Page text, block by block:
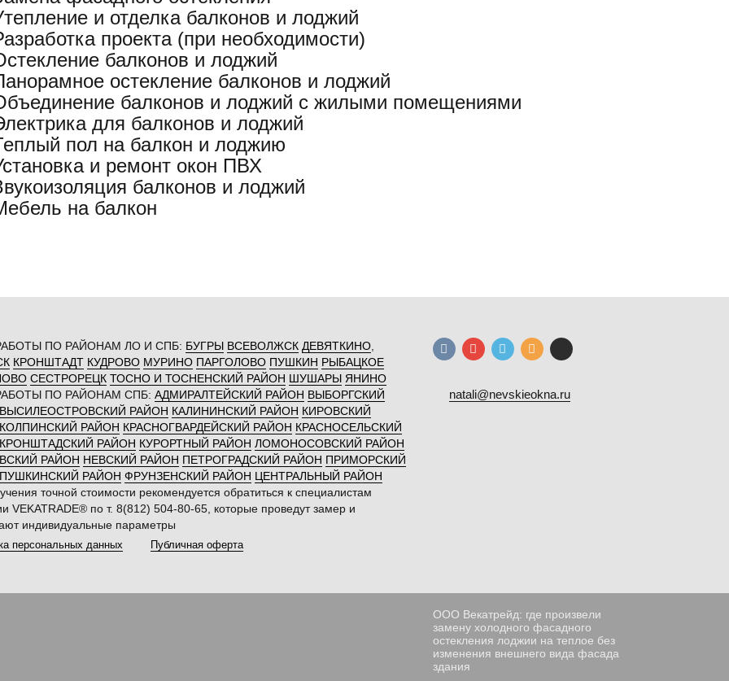
и отделка балконов и лоджий
проекта (при необходимости)
балконов и лоджий
остекление балконов и лоджий
балконов и лоджий с жилыми помещениями
для балконов и лоджий
пол на балкон и лоджию
и ремонт окон ПВХ
балконов и лоджий
на балкон
ПО РАЙОНАМ ЛО И СПБ: БУГРЫ ВСЕВОЛЖСК ДЕВЯТКИНО,
КРОНШТАДТ КУДРОВО МУРИНО ПАРГОЛОВО ПУШКИН РЫБАЦКОЕ
СЕСТРОРЕЦК ТОСНО И ТОСНЕНСКИЙ РАЙОН ШУШАРЫ ЯНИНО
ПО РАЙОНАМ СПБ: АДМИРАЛТЕЙСКИЙ РАЙОН ВЫБОРГСКИЙ
ВЫСИЛЕОСТРОВСКИЙ РАЙОН КАЛИНИНСКИЙ РАЙОН КИРОВСКИЙ
КОЛПИНСКИЙ РАЙОН КРАСНОГВАРДЕЙСКИЙ РАЙОН КРАСНОСЕЛЬСКИЙ
КРОНШТАДСКИЙ РАЙОН КУРОРТНЫЙ РАЙОН ЛОМОНОСОВСКИЙ РАЙОН
РАЙОН НЕВСКИЙ РАЙОН ПЕТРОГРАДСКИЙ РАЙОН ПРИМОРСКИЙ
ПУШКИНСКИЙ РАЙОН ФРУНЗЕНСКИЙ РАЙОН ЦЕНТРАЛЬНЫЙ РАЙОН
точной стоимости рекомендуется обратиться к специалистам
VEKATRADE® по т. 8(812) 504-80-65, которые проведут замер и
индивидуальные параметры
персональных данных Публичная оферта
natali@nevskieokna.ru
ООО Векатрейд: где произвели
замену холодного фасадного
остекления лоджии на теплое без
изменения внешнего вида фасада
здания